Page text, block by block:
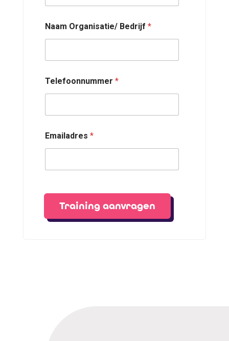
Naam Organisatie/ Bedrijf *
Telefoonnummer *
Emailadres *
Training aanvragen